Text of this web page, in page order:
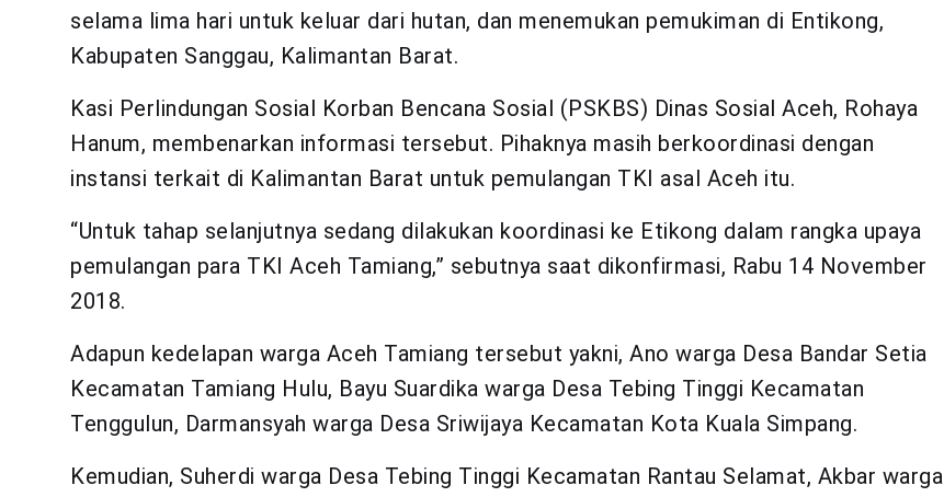
selama lima hari untuk keluar dari hutan, dan menemukan pemukiman di Entikong,
Kabupaten Sanggau, Kalimantan Barat.
Kasi Perlindungan Sosial Korban Bencana Sosial (PSKBS) Dinas Sosial Aceh, Rohaya
Hanum, membenarkan informasi tersebut. Pihaknya masih berkoordinasi dengan
instansi terkait di Kalimantan Barat untuk pemulangan TKI asal Aceh itu.
“Untuk tahap selanjutnya sedang dilakukan koordinasi ke Etikong dalam rangka upaya
pemulangan para TKI Aceh Tamiang,” sebutnya saat dikonfirmasi, Rabu 14 November
2018.
Adapun kedelapan warga Aceh Tamiang tersebut yakni, Ano warga Desa Bandar Setia
Kecamatan Tamiang Hulu, Bayu Suardika warga Desa Tebing Tinggi Kecamatan
Tenggulun, Darmansyah warga Desa Sriwijaya Kecamatan Kota Kuala Simpang.
Kemudian, Suherdi warga Desa Tebing Tinggi Kecamatan Rantau Selamat, Akbar warga